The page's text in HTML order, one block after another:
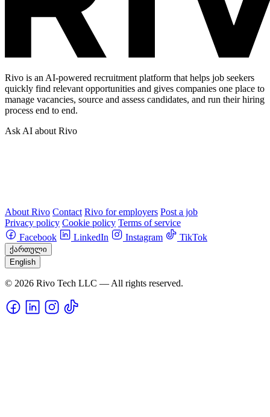
Rivo is an AI-powered recruitment platform that helps job seekers
quickly find relevant opportunities and gives companies one place to
manage vacancies, source and assess candidates, and run their hiring
process end to end.
Ask AI about Rivo
About Rivo Contact Rivo for employers Post a job
Privacy policy Cookie policy Terms of service
Facebook
LinkedIn Instagram TikTok
ქართული
English
© 2026 Rivo Tech LLC — All rights reserved.